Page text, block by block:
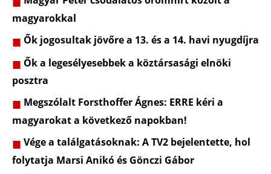
magyarokkal
Ők jogosultak jövőre a 13. és a 14. havi nyugdíjra
Ők a legesélyesebbek a köztársasági elnöki
posztra
Megszólalt Forsthoffer Ágnes: ERRE kéri a
magyarokat a következő napokban!
Vége a találgatásoknak: A TV2 bejelentette, hol
folytatja Marsi Anikó és Gönczi Gábor